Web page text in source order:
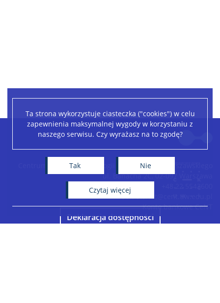
Ta strona wykorzystuje ciasteczka ("cookies") w celu
zapewnienia maksymalnej wygody w korzystaniu z
naszego serwisu. Czy wyrażasz na to zgodę?
Tak Nie
czytaj więcej
Leaflet|©OpenStreetMapcontributors
Centrum Nowych Technologii Uniwersytetu Warszawskiego
ul. Banacha 2C, 02-097 Warszawa
sekretariat@cent.uw.edu.pl
Konto bankowe CeNT
Deklaracja dostępności